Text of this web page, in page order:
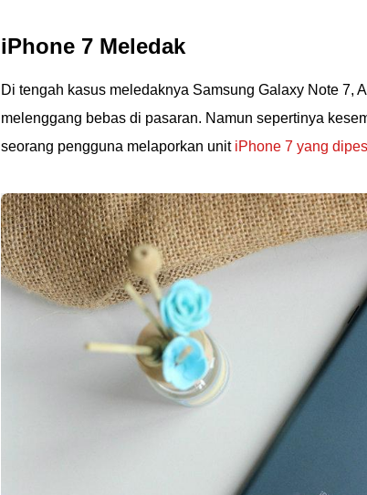
iPhone 7 Meledak
Di tengah kasus meledaknya Samsung Galaxy Note 7,
melenggang bebas di pasaran. Namun sepertinya
seorang pengguna melaporkan unit iPhone 7 yang